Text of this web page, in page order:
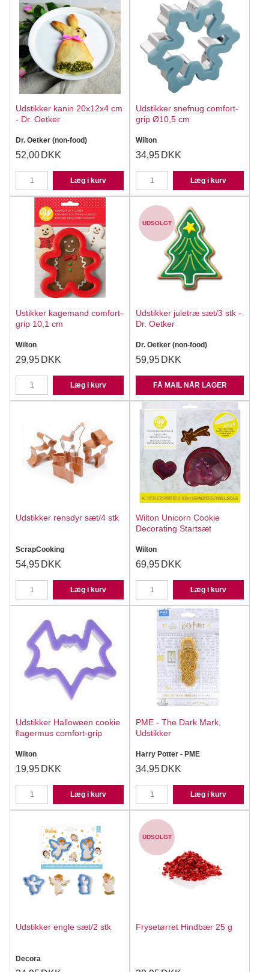
Udstikker kanin 20x12x4 cm
- Dr. Oetker
Dr. Oetker (non-food)
52,00 DKK
Læg i kurv
Udstikker snefnug comfort-
grip Ø10,5 cm
Wilton
34,95 DKK
Læg i kurv
Ustikker kagemand comfort-
grip 10,1 cm
Wilton
29,95 DKK
Læg i kurv
UDSOLGT
Udstikker juletræ sæt/3 stk -
Dr. Oetker
Dr. Oetker (non-food)
59,95 DKK
FÅ MAIL NÅR LAGER
Udstikker rensdyr sæt/4 stk
ScrapCooking
54,95 DKK
Læg i kurv
Wilton Unicorn Cookie
Decorating Startsæt
Wilton
69,95 DKK
Læg i kurv
Udstikker Halloween cookie
flagermus comfort-grip
Wilton
19,95 DKK
Læg i kurv
PME - The Dark Mark,
Udstikker
Harry Potter - PME
34,95 DKK
Læg i kurv
Udstikker engle sæt/2 stk
Decora
UDSOLGT
Frysetørret Hindbær 25 g